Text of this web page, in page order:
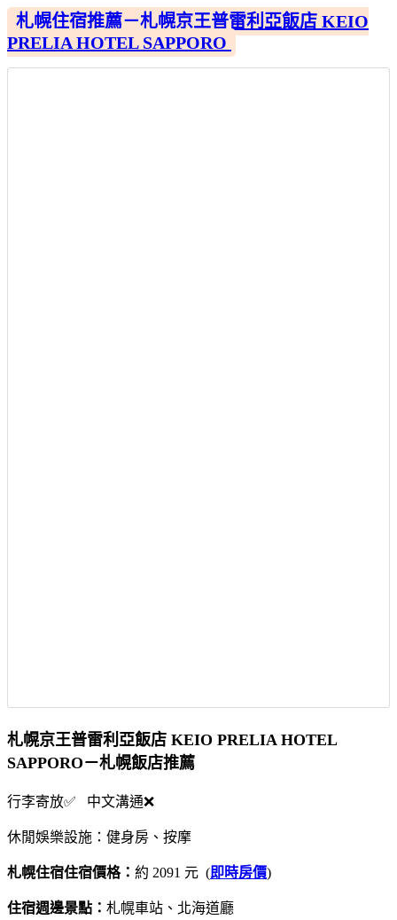
札幌住宿推薦－札幌京王普雷利亞飯店 KEIO
PRELIA HOTEL SAPPORO
札幌京王普雷利亞飯店 KEIO PRELIA HOTEL
SAPPORO－札幌飯店推薦
行李寄放✅ 中文溝通❌
休閒娛樂設施：健身房、按摩
札幌住宿住宿價格： 約 2091 元 (即時房價)
住宿週邊景點： 札幌車站、北海道廳